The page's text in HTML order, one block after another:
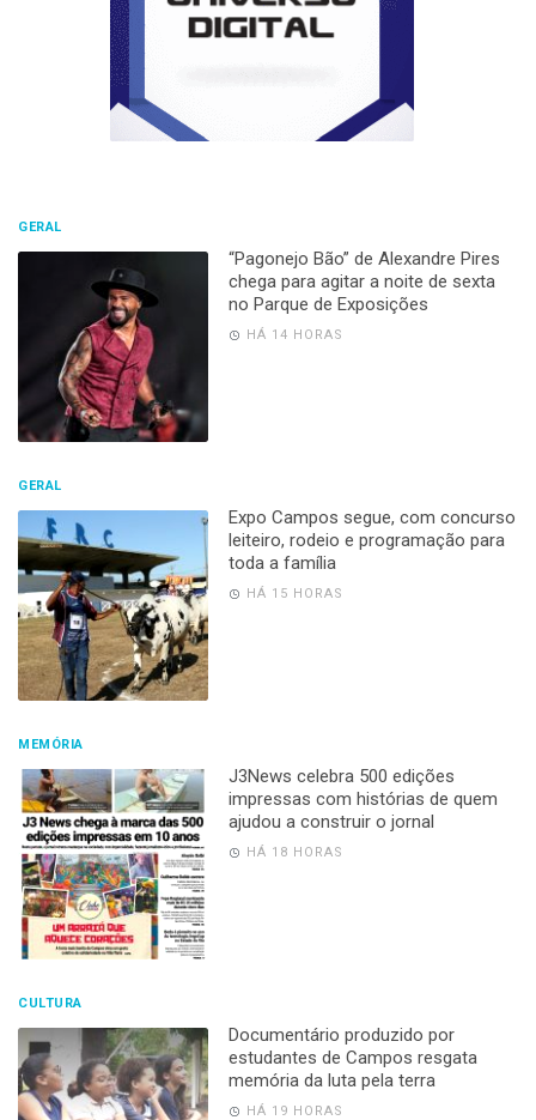
GERAL
“Pagonejo Bão” de Alexandre Pires
chega para agitar a noite de sexta
no Parque de Exposições
HÁ 14 HORAS
GERAL
Expo Campos segue, com concurso
leiteiro, rodeio e programação para
toda a família
HÁ 15 HORAS
MEMÓRIA
J3News celebra 500 edições
impressas com histórias de quem
ajudou a construir o jornal
HÁ 18 HORAS
CULTURA
Documentário produzido por
estudantes de Campos resgata
memória da luta pela terra
HÁ 19 HORAS